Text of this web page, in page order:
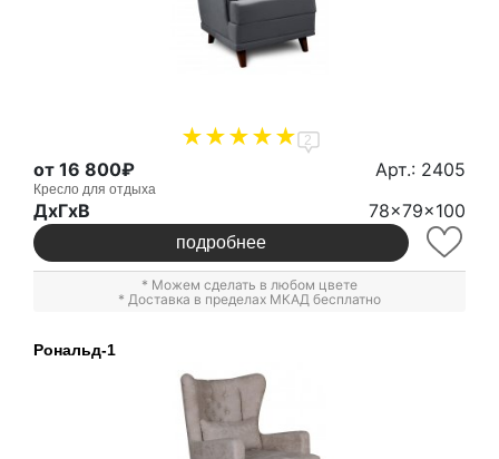
2
от 16 800₽ Арт.: 2405
Кресло для отдыха
ДxГxВ 78x79x100
подробнее
* Можем сделать в любом цвете
* Доставка в пределах МКАД бесплатно
Рональд-1